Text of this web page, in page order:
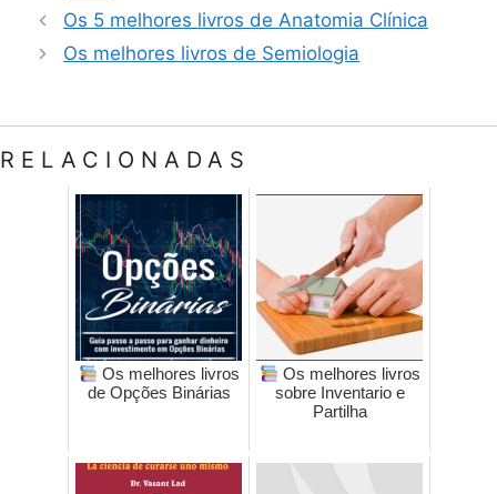
Os 5 melhores livros de Anatomia Clínica
Os melhores livros de Semiologia
RELACIONADAS
Os melhores livros
de Opções Binárias
Os melhores livros
sobre Inventario e
Partilha